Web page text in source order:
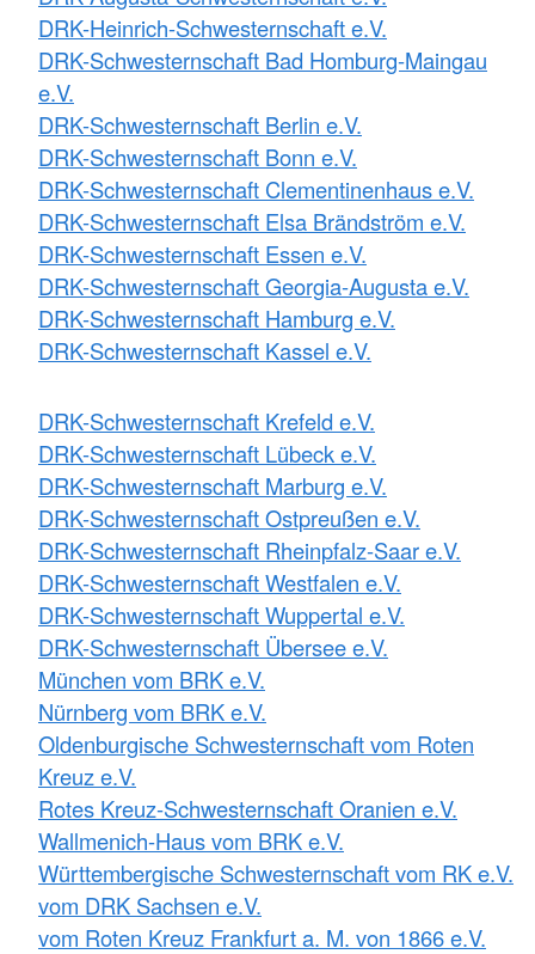
DRK-Heinrich-Schwesternschaft e.V.
DRK-Schwesternschaft Bad Homburg-Maingau
e.V.
DRK-Schwesternschaft Berlin e.V.
DRK-Schwesternschaft Bonn e.V.
DRK-Schwesternschaft Clementinenhaus e.V.
DRK-Schwesternschaft Elsa Brändström e.V.
DRK-Schwesternschaft Essen e.V.
DRK-Schwesternschaft Georgia-Augusta e.V.
DRK-Schwesternschaft Hamburg e.V.
DRK-Schwesternschaft Kassel e.V.
DRK-Schwesternschaft Krefeld e.V.
DRK-Schwesternschaft Lübeck e.V.
DRK-Schwesternschaft Marburg e.V.
DRK-Schwesternschaft Ostpreußen e.V.
DRK-Schwesternschaft Rheinpfalz-Saar e.V.
DRK-Schwesternschaft Westfalen e.V.
DRK-Schwesternschaft Wuppertal e.V.
DRK-Schwesternschaft Übersee e.V.
München vom BRK e.V.
Nürnberg vom BRK e.V.
Oldenburgische Schwesternschaft vom Roten
Kreuz e.V.
Rotes Kreuz-Schwesternschaft Oranien e.V.
Wallmenich-Haus vom BRK e.V.
Württembergische Schwesternschaft vom RK e.V.
vom DRK Sachsen e.V.
vom Roten Kreuz Frankfurt a. M. von 1866 e.V.